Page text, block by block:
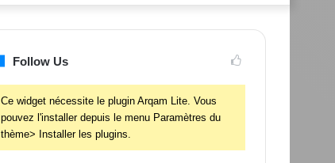
Follow Us
Ce widget nécessite le plugin Arqam Lite. Vous
pouvez l'installer depuis le menu Paramètres du
thème> Installer les plugins.